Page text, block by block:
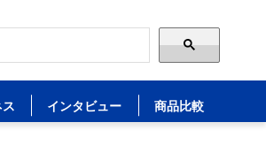
ス インタビュー 商品比較